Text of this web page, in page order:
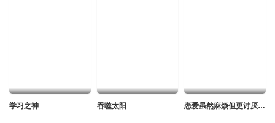
学习之神 吞噬太阳 恋爱虽然麻烦但更讨厌孤独